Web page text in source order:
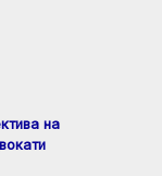
на